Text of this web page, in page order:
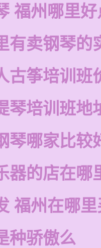
福州哪里
有卖钢琴的
古筝培训班
琴培训班地
琴哪家比较
器的店在哪
福州在哪
种骄傲么